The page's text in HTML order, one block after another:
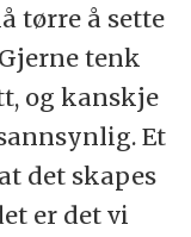
tørre å sette
tenk
og kanskje
Et
det skapes
er det vi